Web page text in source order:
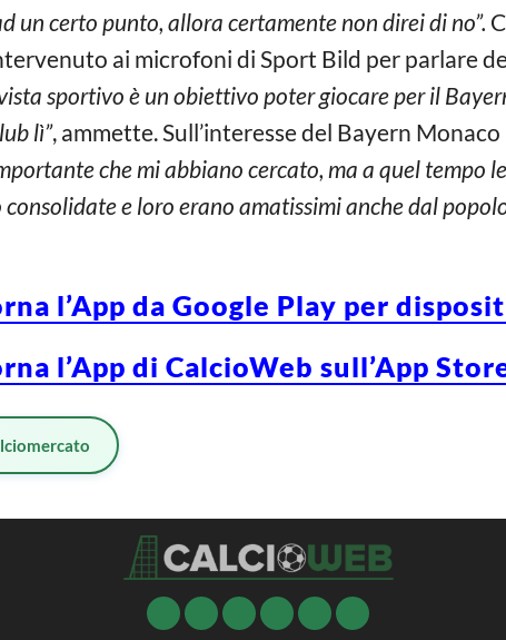
un certo punto, allora certamente non direi di no”.
ai microfoni di Sport Bild per parlare
sportivo è un obiettivo poter giocare per il
lì”, ammette. Sull’interesse del Bayern Monaco
che mi abbiano cercato, ma a quel tempo
e loro erano amatissimi anche dal
l’App da Google Play per
l’App di CalcioWeb sull’App